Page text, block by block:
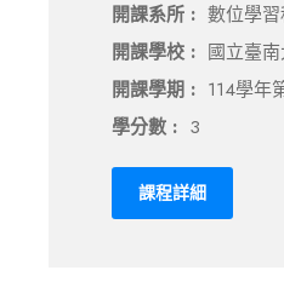
開課系所 : 數位學習
開課學校 : 國立臺
開課學期 : 114學年
學分數 : 3
課程詳細